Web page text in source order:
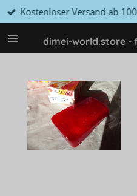
Zum
Hauptinhalt
springen dimei-world.store -
Kostenloser Versand ab